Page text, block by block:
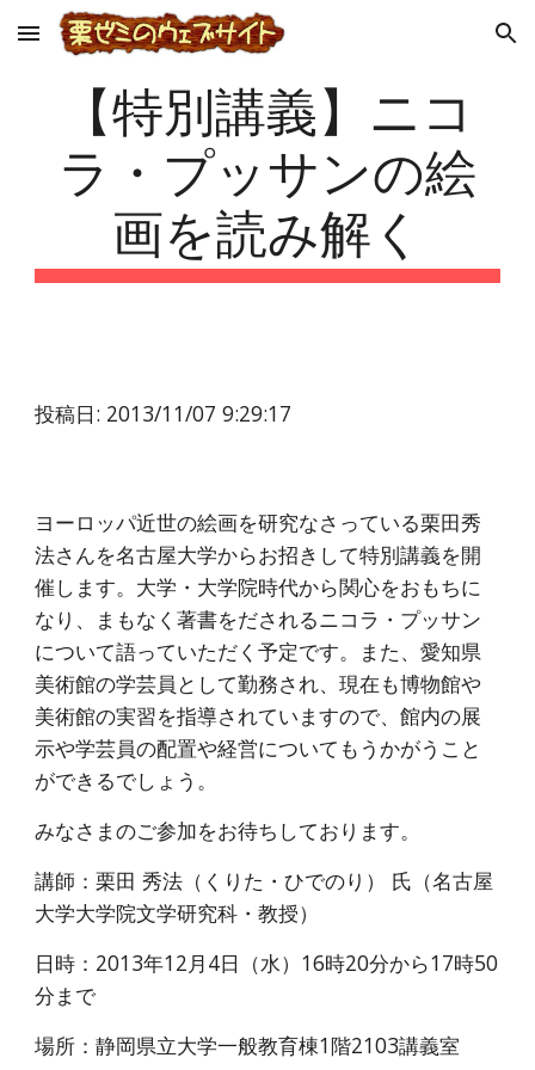
Skip to main content Skip to navigation
【特別講義】ニコ
ラ・プッサンの絵
画を読み解く
投稿日: 2013/11/07 9:29:17
ヨーロッパ近世の絵画を研究なさっている栗田秀
法さんを名古屋大学からお招きして特別講義を開
催します。大学・大学院時代から関心をおもちに
なり、まもなく著書をだされるニコラ・プッサン
について語っていただく予定です。また、愛知県
美術館の学芸員として勤務され、現在も博物館や
美術館の実習を指導されていますので、館内の展
示や学芸員の配置や経営についてもうかがうこと
ができるでしょう。
みなさまのご参加をお待ちしております。
講師：栗田 秀法（くりた・ひでのり） 氏（名古屋
大学大学院文学研究科・教授）
日時：2013年12月4日（水）16時20分から17時50
分まで
場所：静岡県立大学一般教育棟1階2103講義室